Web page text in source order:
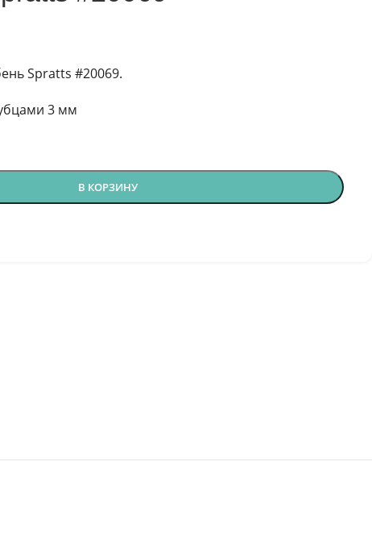
Spratts #20069.
3 мм
В КОРЗИНУ